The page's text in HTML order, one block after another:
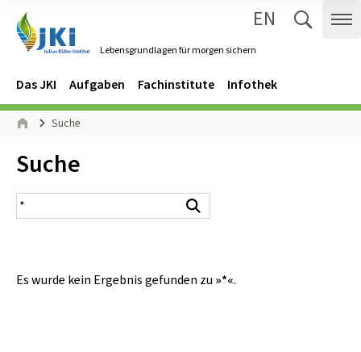
Lebensgrundlagen für morgen sichern
EN
Navigation
Hauptmenü
Das JKI Aufgaben Fachinstitute Infothek
Seitenpfad
Suche
Inhalt:
Suche
Suchergebnis
Es wurde kein Ergebnis gefunden zu »*«.